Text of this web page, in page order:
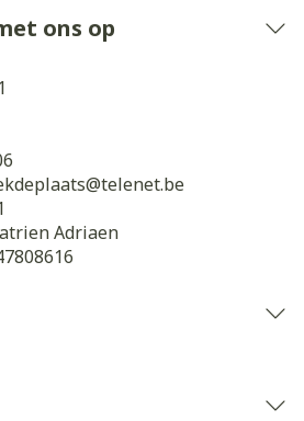
ons op
telenet.be
Adriaen